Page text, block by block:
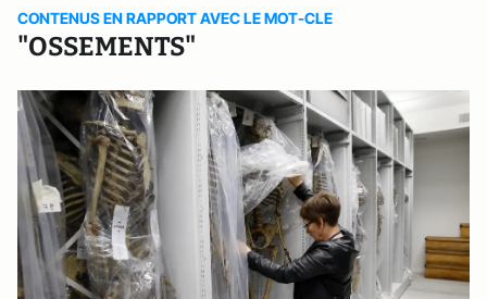
CONTENUS EN RAPPORT AVEC LE MOT-CLE
"OSSEMENTS"